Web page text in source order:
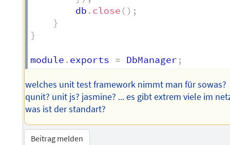
        db
. close () ;
}
}
module . exports = DbManager ;
welches unit test framework nimmt man für sowas?
qunit? unit js? jasmine? ... es gibt extrem viele im
was ist der standart?
Beitrag melden